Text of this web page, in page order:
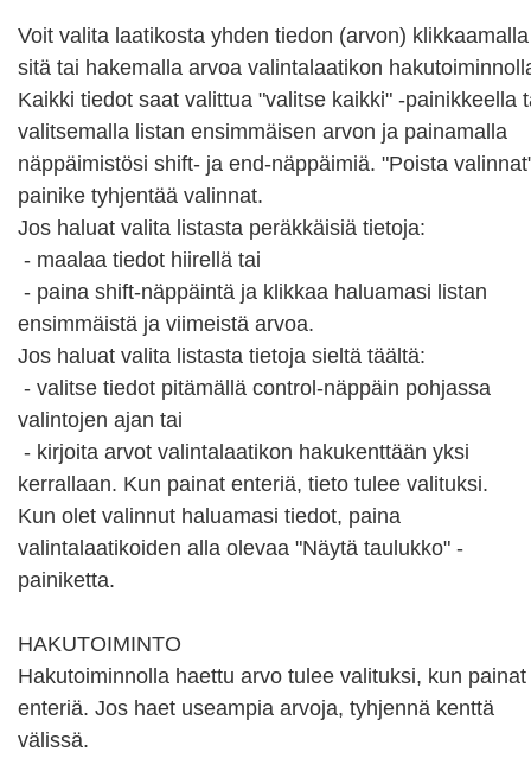
Voit valita laatikosta yhden tiedon (arvon) klikkaamalla
sitä tai hakemalla arvoa valintalaatikon
Kaikki tiedot saat valittua "valitse kaikki" -painikkeella
valitsemalla listan ensimmäisen arvon ja painamalla
näppäimistösi shift- ja end-näppäimiä. "Poista
painike tyhjentää valinnat.
Jos haluat valita listasta peräkkäisiä tietoja:
ensimmäistä ja viimeistä arvoa.
Jos haluat valita listasta tietoja sieltä täältä:
valintojen ajan tai
kerrallaan. Kun painat enteriä, tieto tulee valituksi.
Kun olet valinnut haluamasi tiedot, paina
valintalaatikoiden alla olevaa "Näytä taulukko" -
painiketta.
HAKUTOIMINTO
Hakutoiminnolla haettu arvo tulee valituksi, kun painat
enteriä. Jos haet useampia arvoja, tyhjennä kenttä
välissä.